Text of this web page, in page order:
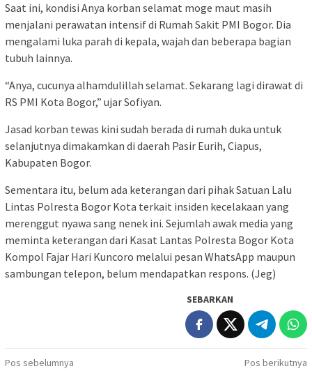
Saat ini, kondisi Anya korban selamat moge maut masih
menjalani perawatan intensif di Rumah Sakit PMI Bogor. Dia
mengalami luka parah di kepala, wajah dan beberapa bagian
tubuh lainnya.
“Anya, cucunya alhamdulillah selamat. Sekarang lagi dirawat di
RS PMI Kota Bogor,” ujar Sofiyan.
Jasad korban tewas kini sudah berada di rumah duka untuk
selanjutnya dimakamkan di daerah Pasir Eurih, Ciapus,
Kabupaten Bogor.
Sementara itu, belum ada keterangan dari pihak Satuan Lalu
Lintas Polresta Bogor Kota terkait insiden kecelakaan yang
merenggut nyawa sang nenek ini. Sejumlah awak media yang
meminta keterangan dari Kasat Lantas Polresta Bogor Kota
Kompol Fajar Hari Kuncoro melalui pesan WhatsApp maupun
sambungan telepon, belum mendapatkan respons. (Jeg)
SEBARKAN
Navigasi
Pos sebelumnya
Pos berikutnya